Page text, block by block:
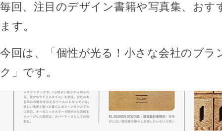
毎回、注目のデザイン書籍や写真集、おす
ます。
今回は、「個性が光る！小さな会社のブラ
ク」です。